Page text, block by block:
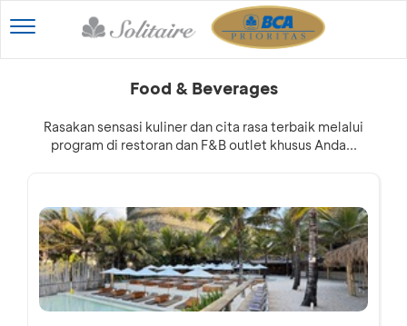
Food & Beverages
Rasakan sensasi kuliner dan cita rasa terbaik melalui
program di restoran dan F&B outlet khusus Anda...